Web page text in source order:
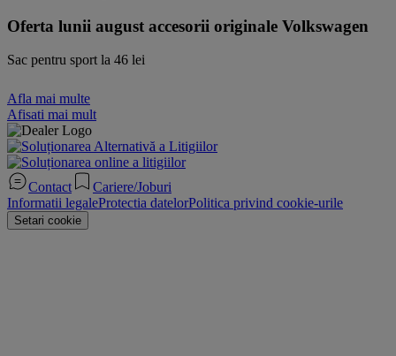
Oferta lunii august accesorii originale Volkswagen
Sac pentru sport la 46 lei
Afla mai multe
Afisati mai mult
Contact
Cariere/Joburi
Informatii legaleProtectia datelorPolitica privind cookie-urile
Setari cookie